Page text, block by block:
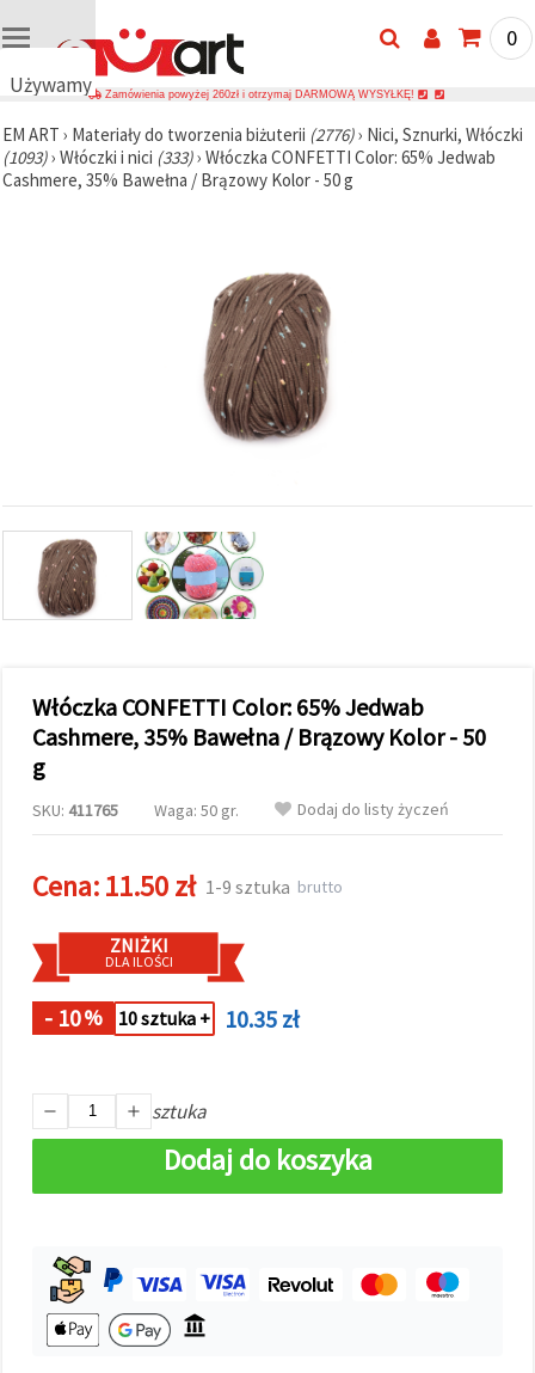
Używamy
cookie
🍪
Używamy
ruch i
wyświetlać
bardziej
trafne treści
naszych
partnerów
analitycznych
marketingowych.
Możesz
wszystkich
klikając
"Akceptuj
wszystkie!"
wskazać
swoje
Ustawieniach,
wybierając
dany typ
klikając
Akceptuj
wszystkie
0
Zamówienia powyżej 260zł i otrzymaj DARMOWĄ WYSYŁKĘ!
EM ART › Materiały do tworzenia biżuterii (2776)› Nici, Sznurki, Włóczki
(1093)› Włóczki i nici (333)› Włóczka CONFETTI Color: 65% Jedwab
Cashmere, 35% Bawełna / Brązowy Kolor - 50 g
Włóczka CONFETTI Color: 65% Jedwab
Cashmere, 35% Bawełna / Brązowy Kolor - 50
g
SKU: 411765 Waga: 50 gr. Dodaj do listy życzeń
Cena:11.50 zł 1-9 sztuka brutto
ZNIŻKI
DLA ILOŚCI
- 10% 10 sztuka + 10.35 zł
sztuka
Dodaj do koszyka